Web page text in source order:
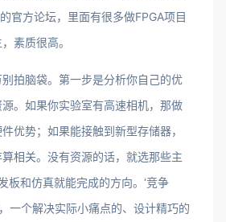
官方论坛，里面有很多做FPGA项目
素质很高。
拍脑袋。第一步是分析你自己的优
。如果你实验室有高速相机，那做
优势；如果能接触到新型存储器，
相关。没有资源的话，就选那些主
板和仿真就能完成的方向。‘竞争
，一个解决实际小痛点的、设计精巧的